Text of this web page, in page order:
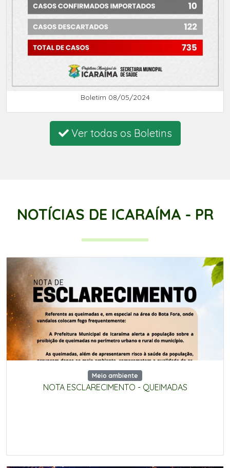
Ver todas os Boletins
NOTÍCIAS DE ICARAÍMA - PR
Meio ambiente
NOTA ESCLARECIMENTO - QUEIMADAS